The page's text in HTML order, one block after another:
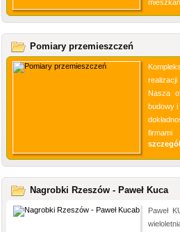
Pomiary przemieszczeń
Nasza
budowy i
firmami
Nagrobki Rzeszów - Paweł Kuca
Paweł